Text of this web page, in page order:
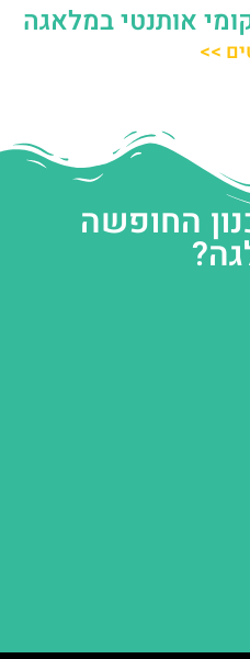
אותנטי במלאגה
>>
החופשה